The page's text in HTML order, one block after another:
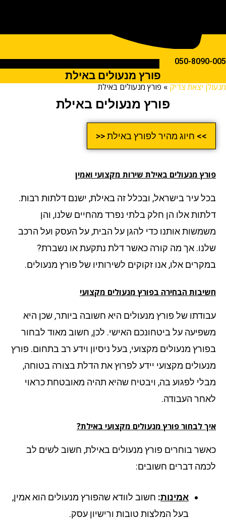
050-
פורץ מנעולים באילת
יצאת צדיק»פורץ מנעולים באילת
פורץ מנעולים באילת
>> חיוג מהיר לפורץ באילת <<
מנעולים באילת שירות מקצועי ואמין
עיר בישראל, ובכלל זה באילת, ישנם דלתות רבות.
אלו הן חלק בלתי נפרד מהחיים שלנו, והן
אותנו כדי להגן על הבית, על העסק ועל הרכב
אך מה קורה כאשר דלת נתקעת או נשברת?
אלו, אנו זקוקים לשירותיו של פורץ מנעולים.
הבחירה בפורץ מנעולים מקצועי
של פורץ מנעולים היא חשובה ביותר, שכן היא
על ביטחונכם האישי. לכן, חשוב מאוד לבחור
מנעולים מקצועי, בעל ניסיון וידע רב בתחום. פורץ
מקצועי יידע לפרוץ את הדלת בצורה בטוחה,
לפגוע בה, ויבטיח שהיא תהיה מאובטחת כראוי
העבודה.
לבחור פורץ מנעולים מקצועי באילת?
בוחרים פורץ מנעולים באילת, חשוב לשים לב
דברים חשובים:
אמינות:חשוב לוודא שהפורץ מנעולים הוא אמין,
בעל המלצות טובות ורישיון עסק.